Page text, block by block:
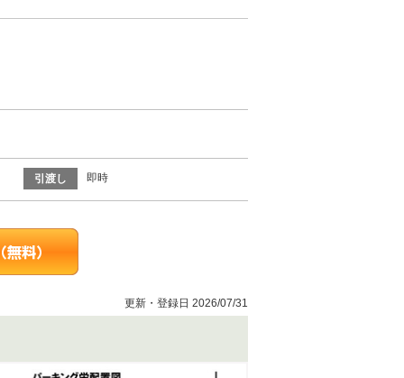
引渡し 即時
更新・登録日 2026/07/31